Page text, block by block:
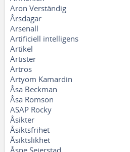
Aron Verständig
Årsdagar
Arsenall
Artificiell intelligens
Artikel
Artister
Artros
Artyom Kamardin
Åsa Beckman
Åsa Romson
ASAP Rocky
Åsikter
Åsiktsfrihet
Åsiktslikhet
Åsne Seierstad